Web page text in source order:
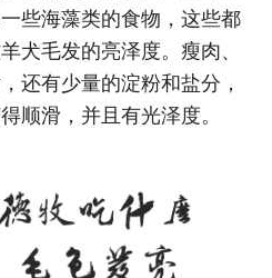
些海藻类的食物，这些都
犬毛发的亮泽度。瘦肉、
还有少量的淀粉和盐分，
顺滑，并且有光泽度。